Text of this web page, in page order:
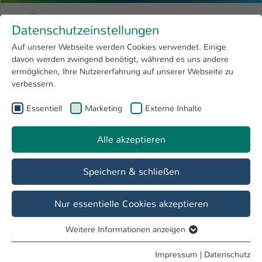
Menu
Forschung 4
Open submenu
Hochschule
International
Zum Hauptinhalt springen
Hochschule Kaiserslautern
Sie sind hier:
Aktuelles
Cyberangriff: Aktuelle Meldungen und
Hinweise
Hier finden Student*innen, Mitarbeiter*innen und
Studieninteressierte aktuelle Informationen zum Cyberangriff.
Die Nachrichten sind chronologisch sortiert.
09.08.2023 – Benachrichtigung über die
Verletzung des Schutzes personenbezogener
Datenschutzeinstellungen
Auf unserer Webseite werden Cookies verwendet. Einige
davon werden zwingend benötigt, während es uns andere
ermöglichen, Ihre Nutzererfahrung auf unserer Webseite zu
verbessern.
Essentiell Marketing Externe Inhalte
Alle akzeptieren
Speichern & schließen
Nur essentielle Cookies akzeptieren
Essentielle Cookies werden für grundlegende Funktionen
Weitere Informationen anzeigen
Impressum | Datenschutz